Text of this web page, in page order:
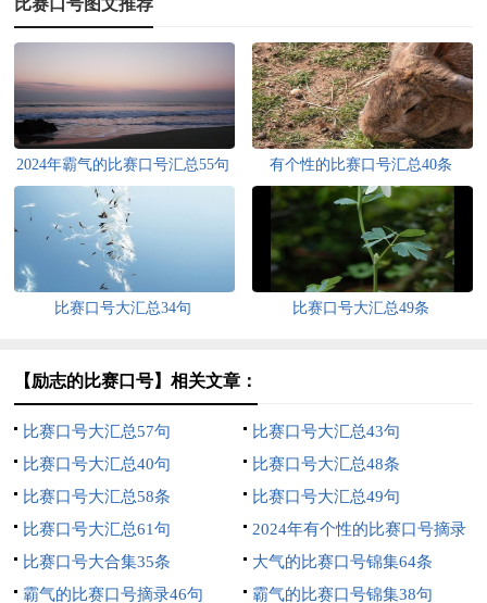
2024年霸气的比赛口号汇总55句 有个性的比赛口号汇总40条
比赛口号大汇总34句 比赛口号大汇总49条
【励志的比赛口号】相关文章：
比赛口号大汇总57句
比赛口号大汇总43句
比赛口号大汇总40句
比赛口号大汇总48条
比赛口号大汇总58条
比赛口号大汇总49句
比赛口号大汇总61句
2024年有个性的比赛口号摘录
57句
比赛口号大合集35条
大气的比赛口号锦集64条
霸气的比赛口号摘录46句
霸气的比赛口号锦集38句